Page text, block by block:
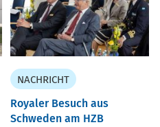
NACHRICHT
Royaler Besuch aus
Schweden am HZB